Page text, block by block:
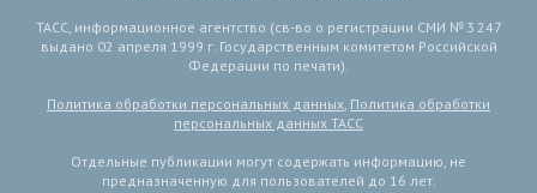
ТАСС, информационное агентство (св-во о регистрации СМИ № 3 247
выдано 02 апреля 1999 г. Государственным комитетом Российской
Федерации по печати).
Политика обработки персональных данных, Политика обработки
персональных данных ТАСС
Отдельные публикации могут содержать информацию, не
предназначенную для пользователей до 16 лет.